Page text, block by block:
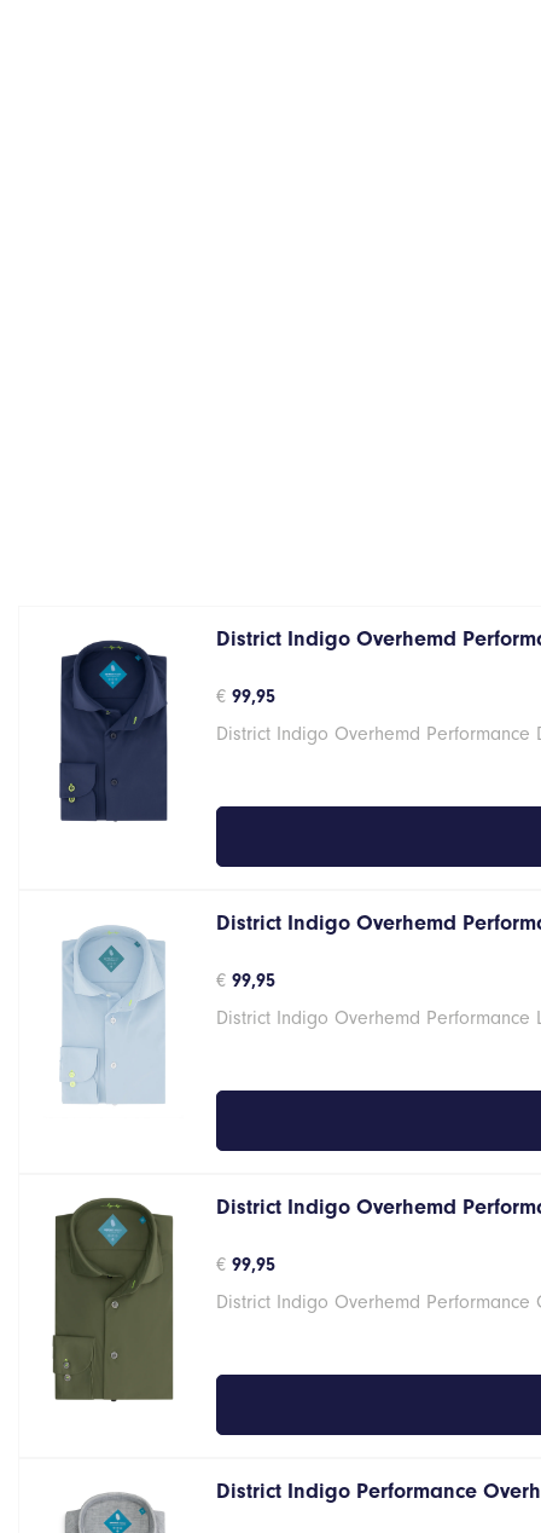
District Indigo Overhemd
€ 99,95
District Indigo Overhemd Performance
District Indigo Overhemd
€ 99,95
District Indigo Overhemd Performance
District Indigo Overhemd
€ 99,95
District Indigo Overhemd Performance
District Indigo Performance